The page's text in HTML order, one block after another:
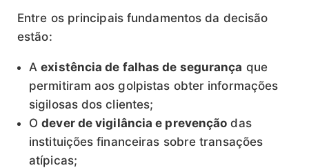
Entre os principais fundamentos da decisão
estão:
Aexistência de falhas de segurança que
permitiram aos golpistas obter informações
sigilosas dos clientes;
Odever de vigilância e prevenção das
instituições financeiras sobre transações
atípicas;